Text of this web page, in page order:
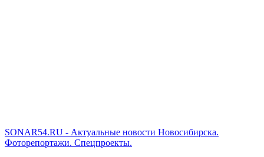
SONAR54.RU - Актуальные новости Новосибирска.
Фоторепортажи. Спецпроекты.